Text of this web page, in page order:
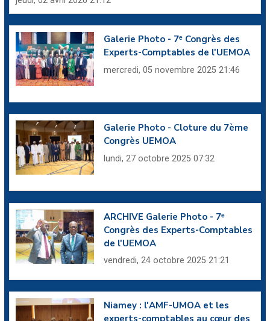
Galerie Photo - 7ᵉ Congrès des
Experts-Comptables de l'UEMOA
mercredi, 05 novembre 2025 21:46
Galerie Photo - Cloture du 7ème
Congrès UEMOA
lundi, 27 octobre 2025 07:32
ARCHIVE Galerie Photo - 7ᵉ
Congrès des Experts-Comptables
de l'UEMOA
vendredi, 24 octobre 2025 21:21
Niamey : l'AMF-UMOA et les
experts-comptables au cœur des